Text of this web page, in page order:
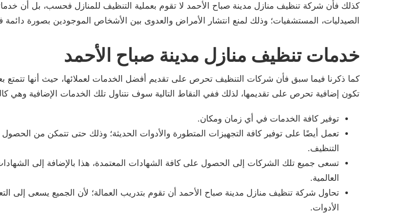
كذلك فأن شركة تنظيف منازل مدينة صباح الأحمد لا تقوم بعملية التنظيف للمنازل فحسب، بل أن
الصيدليات، المستشفيات؛ وذلك لمنع انتشار الأمراض والعدوى بين الأشخاص الموجودين بصورة دائمة
خدمات تنظيف منازل مدينة صباح الأحمد
كما ذكرنا فيما سبق فأن شركات التنظيف تحرص على تقديم أفضل الخدمات لعملائها، حيث أنها
تكون إضافية تحرص على تقديمها، لذلك ففي النقاط التالية سوف نتناول تلك الخدمات الإضافية وهي
توفير كافة الخدمات في أي زمان ومكان.
تعمل أيضًا على توفير كافة التجهيزات المتطورة والأدوات الحديثة؛ وذلك حتى تتمكن من
التنظيف.
تسعى جميع تلك الشركات إلى الحصول على كافة الشهادات المعتمدة، هذا بالإضافة إلى
العالمية.
تحاول شركة تنظيف منازل مدينة صباح الأحمد أن تقوم بتدريب العمالة؛ لأن الجميع يسعى إلى
الأدوات.